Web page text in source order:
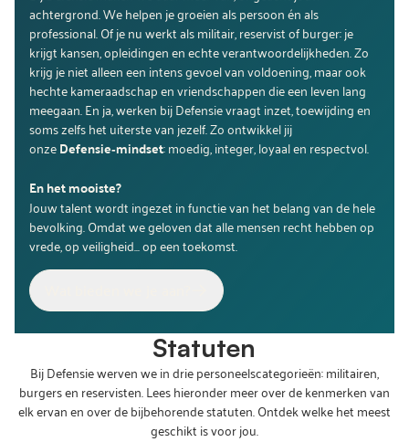
achtergrond. We helpen je groeien als persoon én als
professional. Of je nu werkt als militair, reservist of burger: je
krijgt kansen, opleidingen en echte verantwoordelijkheden. Zo
krijg je niet alleen een intens gevoel van voldoening, maar ook
hechte kameraadschap en vriendschappen die een leven lang
meegaan. En ja, werken bij Defensie vraagt inzet, toewijding en
soms zelfs het uiterste van jezelf. Zo ontwikkel jij
onzeDefensie‑mindset: moedig, integer, loyaal en respectvol.
En het mooiste?
Jouw talent wordt ingezet in functie van het belang van de hele
bevolking. Omdat we geloven dat alle mensen recht hebben op
vrede, op veiligheid... op een toekomst.
Statuten
Bij Defensie werven we in drie personeelscategorieën: militairen,
burgers en reservisten. Lees hieronder meer over de kenmerken van
elk ervan en over de bijbehorende statuten. Ontdek welke het meest
geschikt is voor jou.